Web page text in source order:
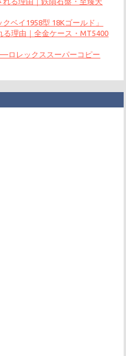
ベイ1958型 18Kゴールド」
る理由｜全金ケース・MT5400
ロレックススーパーコピー